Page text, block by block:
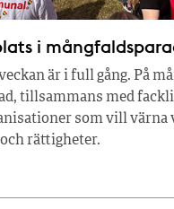
i
är i full gång. På
tillsammans med
som vill värna
rättigheter.